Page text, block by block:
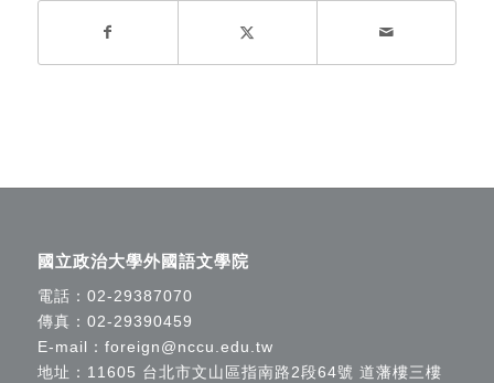
國立政治大學外國語文學院
電話： 02-29387070
傳真：02-29390459
E-mail： foreign@nccu.edu.tw
地址：11605 台北市文山區指南路2段64號 道藩樓三樓